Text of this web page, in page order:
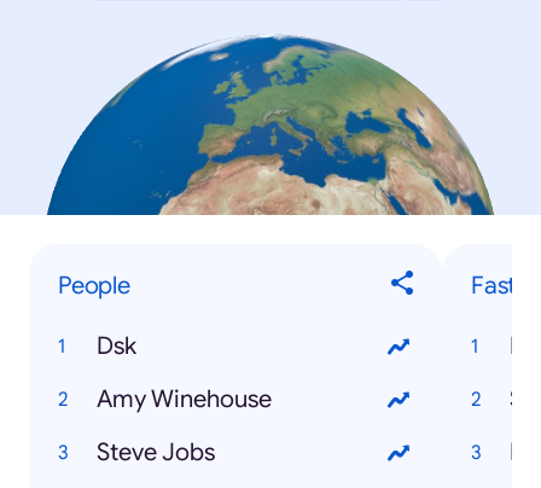
People
Dsk
Amy Winehouse
Steve Jobs